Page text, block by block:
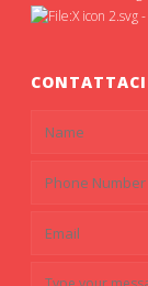
CONTATTACI